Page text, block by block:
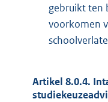
gebruikt ten
voorkomen
Artikel 8.0.4.